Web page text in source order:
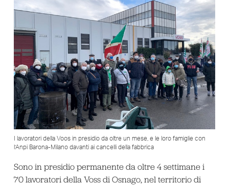
I lavoratori della Voos in presidio da oltre un mese, e le loro famiglie con
l’Anpi Barona-Milano davanti ai cancelli della fabbrica
Sono in presidio permanente da oltre 4 settimane i
70 lavoratori della Voss di Osnago, nel territorio di